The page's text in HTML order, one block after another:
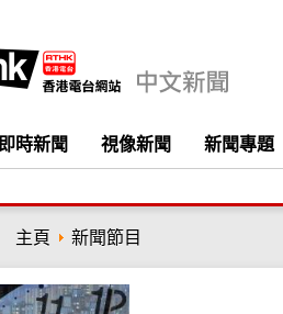
即時新聞 視像新聞 新聞專題
主頁 新聞節目